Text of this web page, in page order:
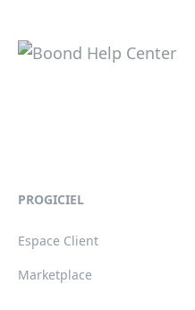
PROGICIEL
Espace Client
Marketplace